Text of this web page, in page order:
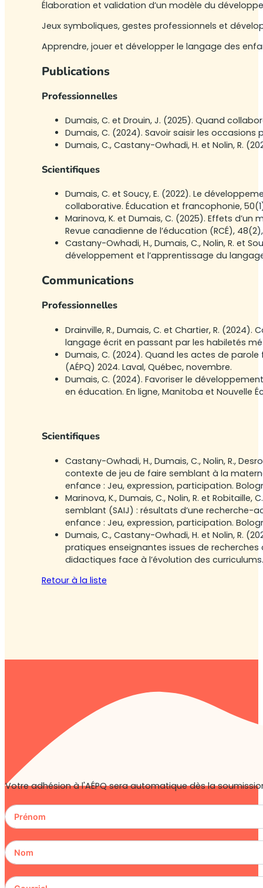
Élaboration et validation d’un modèle du
Jeux symboliques, gestes professionnels et
Apprendre, jouer et développer le langage des
Publications
Professionnelles
Dumais, C. et Drouin, J. (2025). Quand
Dumais, C. (2024). Savoir saisir les
Dumais, C., Castany-Owhadi, H. et Nolin, R.
Scientifiques
Dumais, C. et Soucy, E. (2022). Le
collaborative. Éducation et francophonie,
Marinova, K. et Dumais, C. (2025). Effets
Revue canadienne de l’éducation (RCÉ),
Castany-Owhadi, H., Dumais, C., Nolin, R. et
développement et l’apprentissage du
Communications
Professionnelles
Drainville, R., Dumais, C. et Chartier, R.
langage écrit en passant par les habiletés
Dumais, C. (2024). Quand les actes de
(AÉPQ) 2024. Laval, Québec, novembre.
Dumais, C. (2024). Favoriser le
en éducation. En ligne, Manitoba et Nouvelle
Scientifiques
Castany-Owhadi, H., Dumais, C., Nolin, R.,
contexte de jeu de faire semblant à la
enfance : Jeu, expression, participation.
Marinova, K., Dumais, C., Nolin, R. et
semblant (SAIJ) : résultats d’une recherche-
enfance : Jeu, expression, participation.
Dumais, C., Castany-Owhadi, H. et Nolin, R.
pratiques enseignantes issues de
didactiques face à l’évolution des
Retour à la liste
Votre adhésion à l'AÉPQ sera automatique dès la